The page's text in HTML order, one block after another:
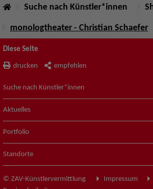
Suche nach Künstler*innen
monologtheater - Christian Schaefer
Diese Seite
drucken empfehlen
Suche nach Künstler*innen
Aktuelles
Portfolio
Standorte
© ZAV-Künstlervermittlung Impressum